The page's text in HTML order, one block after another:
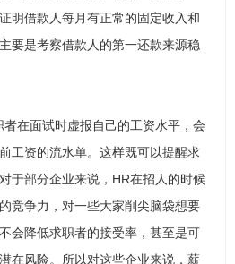
明借款人每月有正常的固定收入和
要是考察借款人的第一还款来源稳
在面试时虚报自己的工资水平，会
工资的流水单。这样既可以提醒求
于部分企业来说，HR在招人的时候
竞争力，对一些大家削尖脑袋想要
会降低求职者的接受率，甚至是可
在风险。所以对这些企业来说，薪